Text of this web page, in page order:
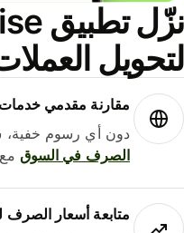
العملات
مقارنة مقدمي خدمات
دون أي رسوم خفية،
الصرف في السوقمع Wise.
متابعة أسعار الصرف